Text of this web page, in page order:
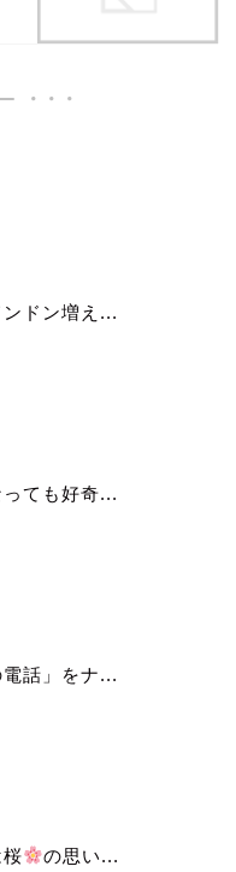
ンドン増え...
ても好奇...
電話」をナ...
の思い...